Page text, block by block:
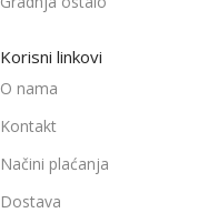
Korisni linkovi
O nama
Kontakt
Načini plaćanja
Dostava